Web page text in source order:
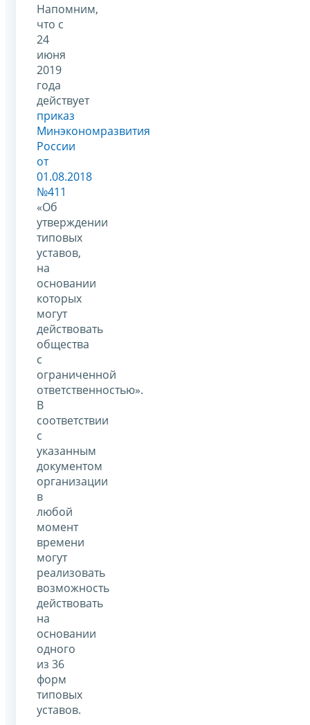
Напомним,
что с
24
июня
2019
года
действует
приказ
Минэкономразвития
России
от
01.08.2018
№411
«Об
утверждении
типовых
уставов,
на
основании
которых
могут
действовать
общества
с
ограниченной
ответственностью».
В
соответствии
с
указанным
документом
организации
в
любой
момент
времени
могут
реализовать
возможность
действовать
на
основании
одного
из 36
форм
типовых
уставов.